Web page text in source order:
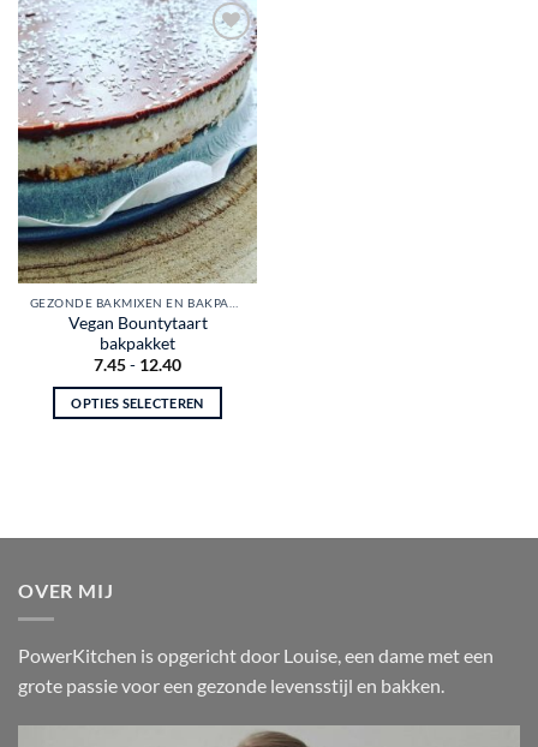
Toevoegen
aan
wenslijst
Vegan Bountytaart
bakpakket
7.45- 12.40Prijsklasse:
tot
€12.40
OPTIES SELECTEREN
worden
op
OVER MIJ
PowerKitchen is opgericht door Louise, een dame met een
grote passie voor een gezonde levensstijl en bakken.